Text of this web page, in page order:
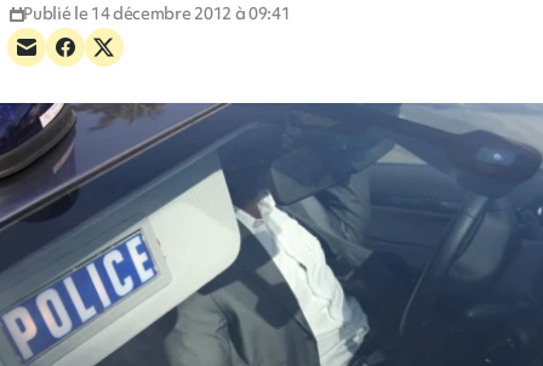
Publié le 14 décembre 2012 à 09:41